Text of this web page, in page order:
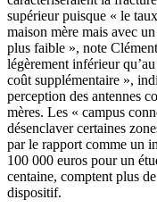
supérieur puisque « le
maison mère mais avec
plus faible », note
légèrement inférieur
coût supplémentaire »,
perception des antennes
mères. Les « campus
désenclaver certaines
par le rapport comme un
100 000 euros pour un
centaine, comptent plus
dispositif.